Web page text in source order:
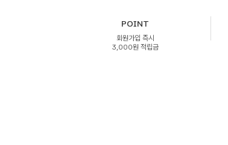
POINT
회원가입 즉시
3,000원 적립금